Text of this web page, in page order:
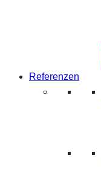
Referenzen